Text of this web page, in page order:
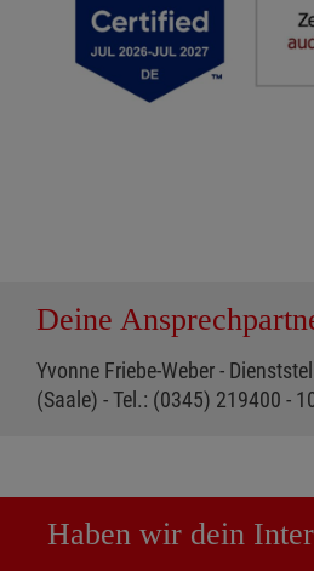
Deine
Yvonne Friebe-Weber -
(Saale) - Tel.: (0345) 219400 -
Haben wir dein